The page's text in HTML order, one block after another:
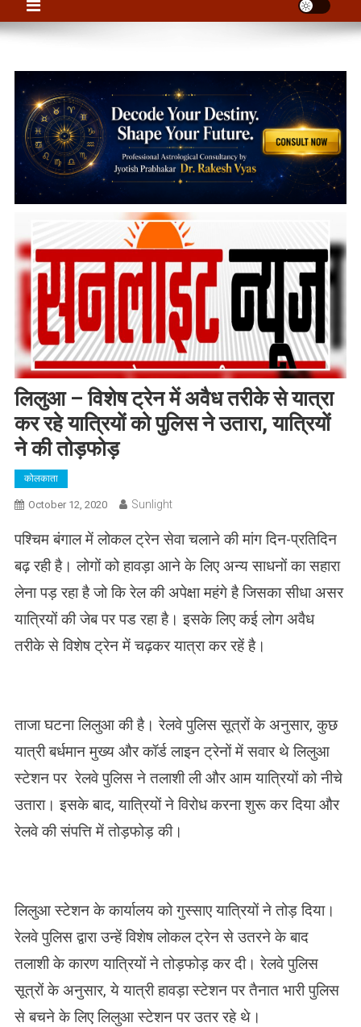
लिलुआ – विशेष ट्रेन में अवैध तरीके से यात्रा
कर रहे यात्रियों को पुलिस ने उतारा, यात्रियों
ने की तोड़फोड़
कोलकाता
October 12, 2020 Sunlight
पश्चिम बंगाल में लोकल ट्रेन सेवा चलाने की मांग दिन-प्रतिदिन
बढ़ रही है। लोगों को हावड़ा आने के लिए अन्य साधनों का सहारा
लेना पड़ रहा है जो कि रेल की अपेक्षा महंगे है जिसका सीधा असर
यात्रियों की जेब पर पड रहा है। इसके लिए कई लोग अवैध
तरीके से विशेष ट्रेन में चढ़कर यात्रा कर रहें है।
ताजा घटना लिलुआ की है। रेलवे पुलिस सूत्रों के अनुसार, कुछ
यात्री बर्धमान मुख्य और कॉर्ड लाइन ट्रेनों में सवार थे लिलुआ
स्टेशन पर रेलवे पुलिस ने तलाशी ली और आम यात्रियों को नीचे
उतारा। इसके बाद, यात्रियों ने विरोध करना शुरू कर दिया और
रेलवे की संपत्ति में तोड़फोड़ की।
लिलुआ स्टेशन के कार्यालय को गुस्साए यात्रियों ने तोड़ दिया।
रेलवे पुलिस द्वारा उन्हें विशेष लोकल ट्रेन से उतरने के बाद
तलाशी के कारण यात्रियों ने तोड़फोड़ कर दी। रेलवे पुलिस
सूत्रों के अनुसार, ये यात्री हावड़ा स्टेशन पर तैनात भारी पुलिस
से बचने के लिए लिलुआ स्टेशन पर उतर रहे थे।